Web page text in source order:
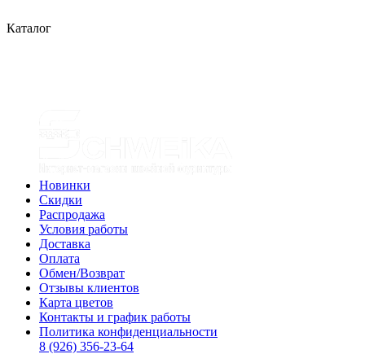
Каталог
Новинки
Скидки
Распродажа
Условия работы
Доставка
Оплата
Обмен/Возврат
Отзывы клиентов
Карта цветов
Контакты и график работы
Политика конфиденциальности
8 (926) 356-23-64